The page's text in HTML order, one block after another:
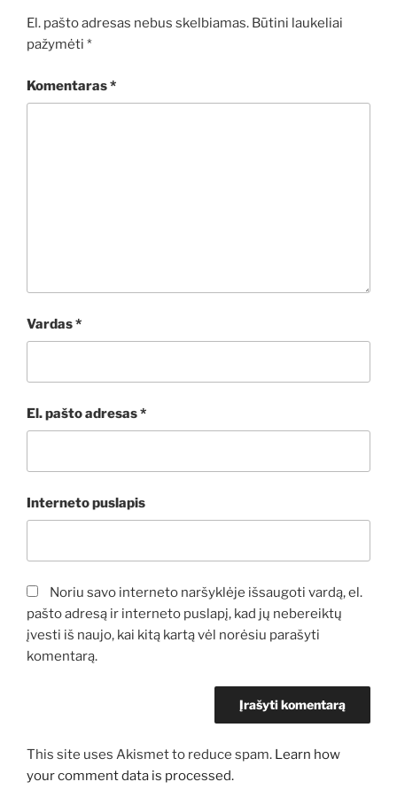
El. pašto adresas nebus skelbiamas. Būtini laukeliai
pažymėti *
Komentaras*
Vardas*
El. pašto adresas*
Interneto puslapis
Noriu savo interneto naršyklėje išsaugoti vardą, el.
pašto adresą ir interneto puslapį, kad jų nebereiktų
įvesti iš naujo, kai kitą kartą vėl norėsiu parašyti
komentarą.
This site uses Akismet to reduce spam. Learn how
your comment data is processed.